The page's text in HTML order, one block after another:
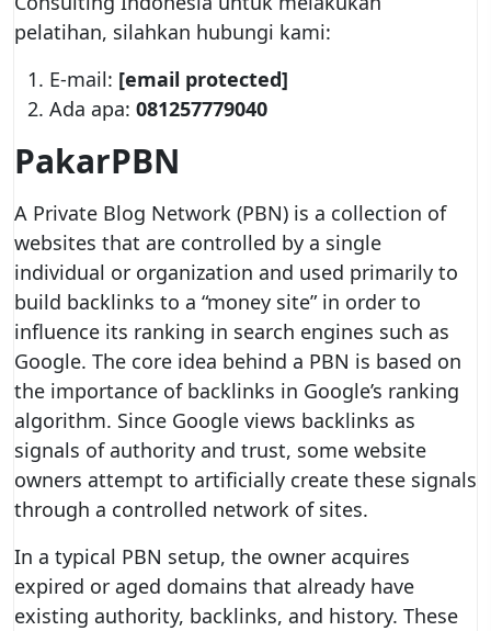
pelatihan, silahkan hubungi kami:
E-mail: [email protected]
Ada apa: 081257779040
PakarPBN
A Private Blog Network (PBN) is a collection of
websites that are controlled by a single
individual or organization and used primarily to
build backlinks to a “money site” in order to
influence its ranking in search engines such as
Google. The core idea behind a PBN is based on
the importance of backlinks in Google’s ranking
algorithm. Since Google views backlinks as
signals of authority and trust, some website
owners attempt to artificially create these signals
through a controlled network of sites.
In a typical PBN setup, the owner acquires
expired or aged domains that already have
existing authority, backlinks, and history. These